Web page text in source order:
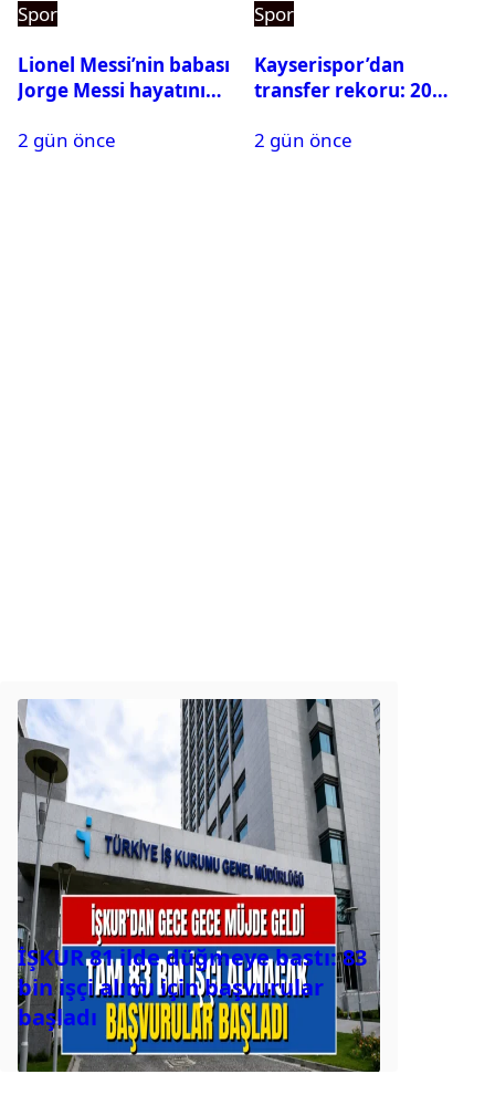
Spor
Lionel Messi’nin babası
Jorge Messi hayatını
2 gün önce
Spor
Kayserispor’dan
transfer rekoru: 20
2 gün önce
İŞKUR 81 ilde düğmeye bastı: 83
bin işçi alımı için başvurular
başladı